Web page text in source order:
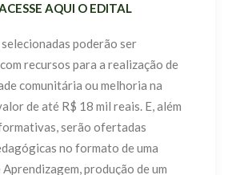
AQUI O EDITAL
poderão ser
recursos para a realização de
comunitária ou melhoria na
de até R$ 18 mil reais. E, além
serão ofertadas
no formato de uma
Aprendizagem, produção de um